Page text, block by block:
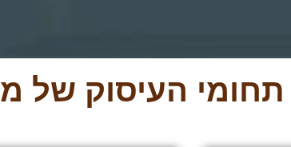
תחומי העיסוק של